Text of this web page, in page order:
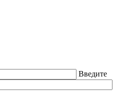
Введите